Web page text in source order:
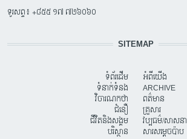
ទូរសព្ទ៖ +៨៥៥ ១៧ ៧២៦០៦០
SITEMAP
ទំព័រដើម
ទំនាក់ទំនង
វិចារណកថា
ជំនឿ
ជីវិតនិងសង្គម
បរិស្ថាន
អំពីយើង
ARCHIVE
ពត៌មាន
គ្រួសារ
វប្បធម៌/សាសនា
សារសម្តេចប៉ាប